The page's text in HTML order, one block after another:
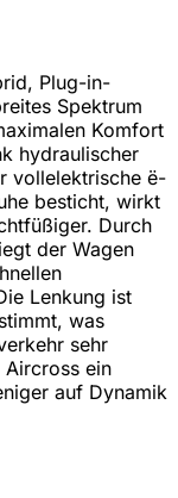
Plug-in-
Spektrum
Komfort
hydraulischer
vollelektrische ë-
besticht, wirkt
Durch
der Wagen
Lenkung ist
was
sehr
Aircross ein
auf Dynamik